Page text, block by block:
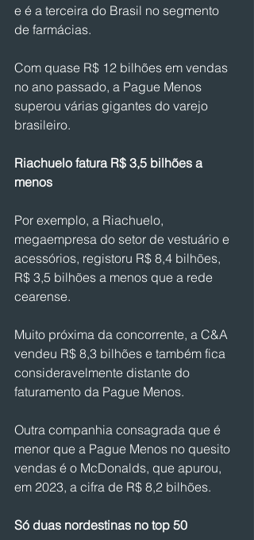
e é a terceira do Brasil no segmento
de farmácias.
Com quase R$ 12 bilhões em vendas
no ano passado, a Pague Menos
superou várias gigantes do varejo
brasileiro.
Riachuelo fatura R$ 3,5 bilhões a
menos
Por exemplo, a Riachuelo,
megaempresa do setor de vestuário e
acessórios, registoru R$ 8,4 bilhões,
R$ 3,5 bilhões a menos que a rede
cearense.
Muito próxima da concorrente, a C&A
vendeu R$ 8,3 bilhões e também fica
consideravelmente distante do
faturamento da Pague Menos.
Outra companhia consagrada que é
menor que a Pague Menos no quesito
vendas é o McDonalds, que apurou,
em 2023, a cifra de R$ 8,2 bilhões.
Só duas nordestinas no top 50